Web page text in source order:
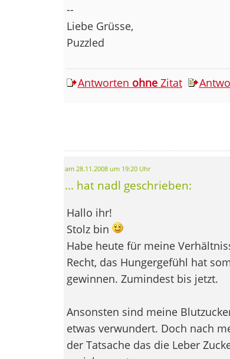
--
Liebe Grüsse,
Puzzled
Antworten ohneZitat
am 28.11.2008 um 19:20 Uhr
... hat nadl geschrieben:
Hallo ihr!
Stolz bin
Habe heute für meine
Recht, das Hungergefühl hat
gewinnen. Zumindest bis jetzt.
Ansonsten sind meine
etwas verwundert. Doch nach
der Tatsache das die Leber